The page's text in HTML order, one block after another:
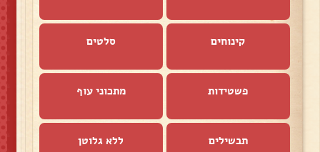
קינוחים סלטים
פשטידות מתכוני עוף
תבשילים ללא גלוטן